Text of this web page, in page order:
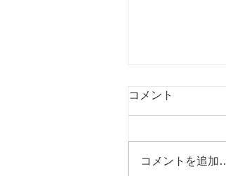
コメント
コメントを追加